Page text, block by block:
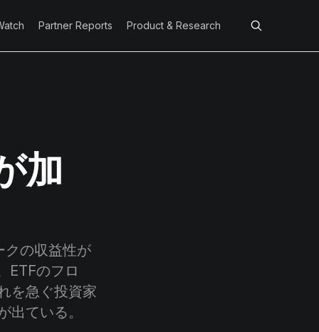
Partner Reports Product & Research
加
の収益性が
ETFのフロ
を急ぐ投資家
ている。